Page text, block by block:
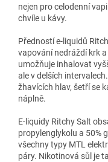
nejen pro celodenní
chvíle u kávy.
Předností e-liquidů
vapování nedráždí krk
umožňuje inhalovat
ale v delších
žhavících hlav, šetří se
náplně.
E-liquidy Ritchy Salt
propylenglykolu a 50%
všechny typy MTL
páry. Nikotinová sůl je